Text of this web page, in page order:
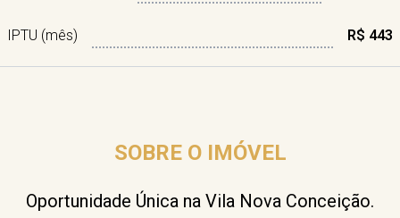
IPTU (mês) R$ 443
SOBRE O IMÓVEL
Oportunidade Única na Vila Nova Conceição.